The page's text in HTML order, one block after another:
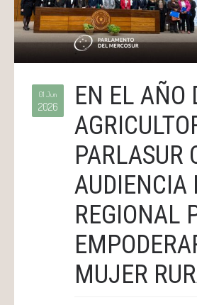
01 Jun
2026
EN EL AÑO
PARLASUR
AUDIENCIA
REGIONAL
MUJER